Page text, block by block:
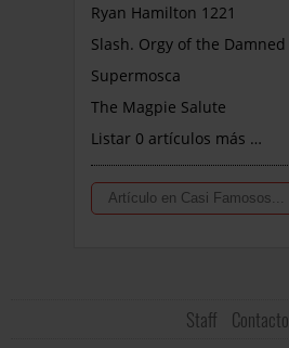
Ryan Hamilton 1221
Slash. Orgy of the Damned
Supermosca
The Magpie Salute
Listar 0 artículos más …
Staff Contacto